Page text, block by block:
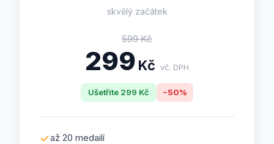
skvělý začátek
599 Kč
299 Kč vč. DPH
Ušetříte 299 Kč −50%
až 20 medailí